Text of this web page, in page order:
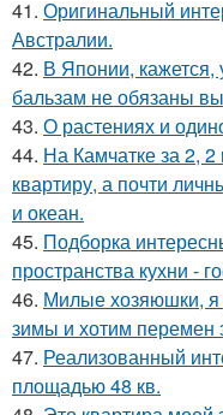
41. Оригинальный
Австралии.
42. В Японии,
бальзам не обязаны
43. О растениях и
44. На Камчатке за 2,
квартиру, а почти
и океан.
45. Подборка
пространства кухни -
46. Милые хозяюшки, я
зимы и хотим перемен
47. Реализованный
площадью 48 кв.